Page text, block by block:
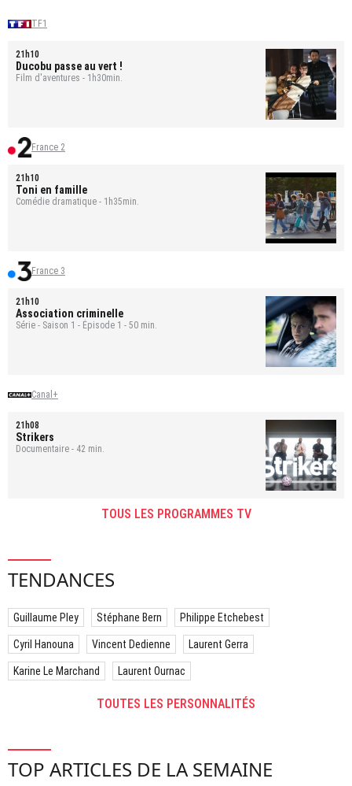
TF1
21h10
Ducobu passe au vert !
Film d'aventures - 1h30min.
France 2
21h10
Toni en famille
Comédie dramatique - 1h35min.
France 3
21h10
Association criminelle
Série - Saison 1 - Épisode 1 - 50 min.
Canal+
21h08
Strikers
Documentaire - 42 min.
TOUS LES PROGRAMMES TV
TENDANCES
Guillaume Pley Stéphane Bern Philippe Etchebest
Cyril Hanouna Vincent Dedienne Laurent Gerra
Karine Le Marchand Laurent Ournac
TOUTES LES PERSONNALITÉS
TOP ARTICLES DE LA SEMAINE